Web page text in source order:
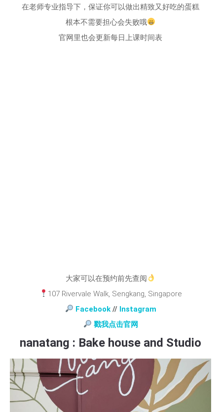
在老师专业指导下，保证你可以做出精致又好吃的蛋糕
根本不需要担心会失败哦
官网里也会更新每日上课时间表
大家可以在预约前先查阅
107 Rivervale Walk, Sengkang, Singapore
Facebook// Instagram
戳我点击官网
nanatang : Bake house and Studio